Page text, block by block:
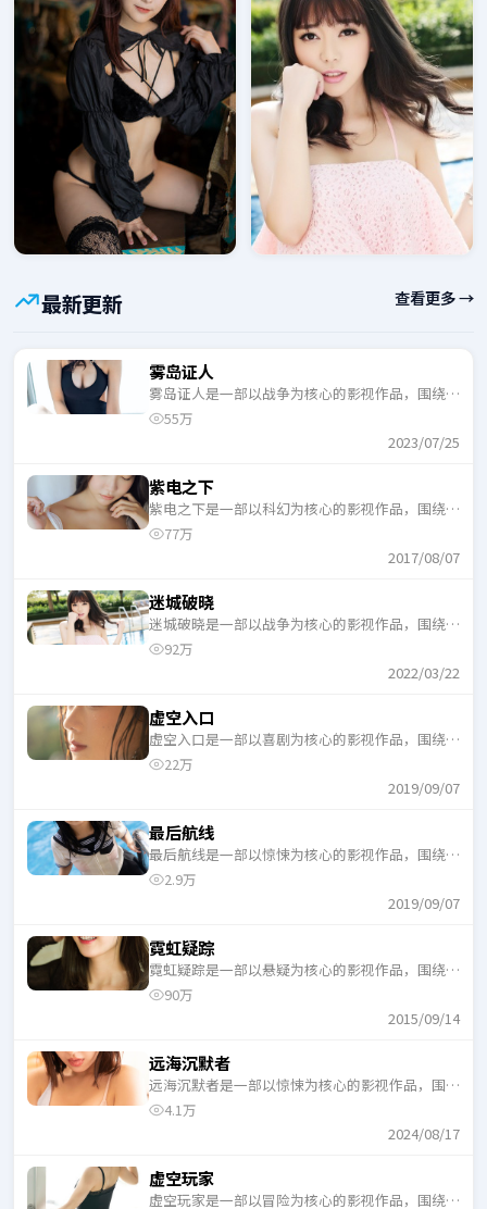
最新更新 查看更多 →
雾岛证人
雾岛证人是一部以战争为核心的影视作品，围绕危
机、反转与人物成长展开，整体节奏紧凑，适合一
55万
2023/07/25
紫电之下
紫电之下是一部以科幻为核心的影视作品，围绕危
机、反转与人物成长展开，整体节奏紧凑，适合一
77万
2017/08/07
迷城破晓
迷城破晓是一部以战争为核心的影视作品，围绕危
机、反转与人物成长展开，整体节奏紧凑，适合一
92万
2022/03/22
虚空入口
虚空入口是一部以喜剧为核心的影视作品，围绕危
机、反转与人物成长展开，整体节奏紧凑，适合一
22万
2019/09/07
最后航线
最后航线是一部以惊悚为核心的影视作品，围绕危
机、反转与人物成长展开，整体节奏紧凑，适合一
2.9万
2019/09/07
霓虹疑踪
霓虹疑踪是一部以悬疑为核心的影视作品，围绕危
机、反转与人物成长展开，整体节奏紧凑，适合一
90万
2015/09/14
远海沉默者
远海沉默者是一部以惊悚为核心的影视作品，围绕
危机、反转与人物成长展开，整体节奏紧凑，适合
4.1万
2024/08/17
虚空玩家
虚空玩家是一部以冒险为核心的影视作品，围绕危